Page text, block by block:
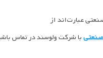
عبارت‌اند از
با شرکت ولوسند در تماس